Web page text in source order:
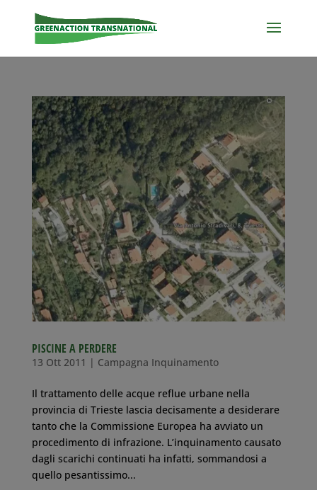
PISCINE A PERDERE
13 Ott 2011 | Campagna Inquinamento
Il trattamento delle acque reflue urbane nella
provincia di Trieste lascia decisamente a desiderare
tanto che la Commissione Europea ha avviato un
procedimento di infrazione. L’inquinamento causato
dagli scarichi continuati ha infatti, sommandosi a
quello pesantissimo...